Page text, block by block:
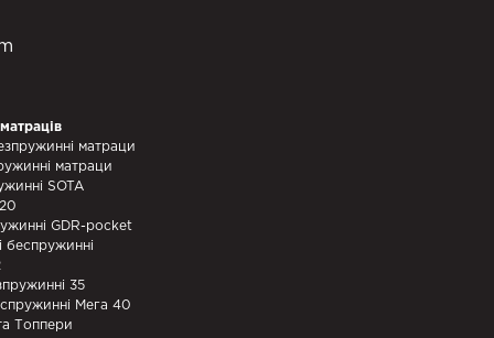
матраци
матраци
SOTA
GDR-pocket
беспружинні
35
Мега 40
Топпери